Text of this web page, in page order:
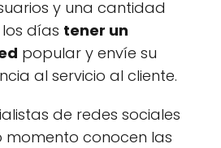
y una cantidad
días tener un
popular y envíe su
al servicio al cliente.
de redes sociales
momento conocen las